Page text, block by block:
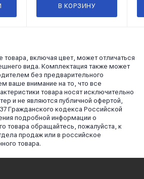
В КОРЗИНУ
включая цвет, может отличаться
вида. Комплектация также может
без предварительного
ваше внимание на то, что все
товара носят исключительно
и не являются публичной офертой,
Гражданского кодекса Российской
подробной информации о
товара обращайтесь, пожалуйста, к
продаж или в российское
товара.